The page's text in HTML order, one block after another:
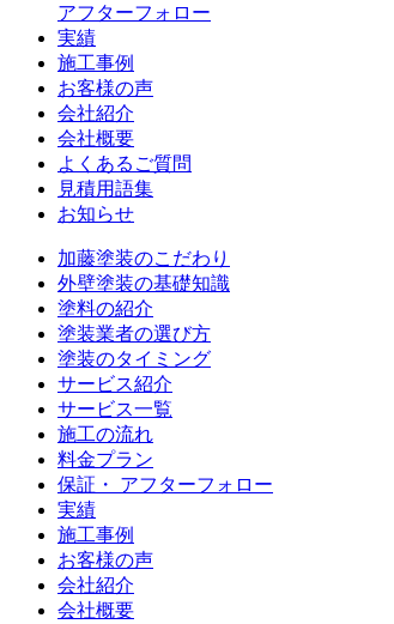
アフターフォロー
実績
施工事例
お客様の声
会社紹介
会社概要
よくあるご質問
見積用語集
お知らせ
加藤塗装のこだわり
外壁塗装の基礎知識
塗料の紹介
塗装業者の選び方
塗装のタイミング
サービス紹介
サービス一覧
施工の流れ
料金プラン
保証・ アフターフォロー
実績
施工事例
お客様の声
会社紹介
会社概要